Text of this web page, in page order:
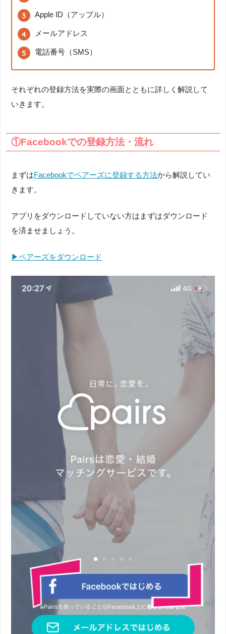
Apple ID（アップル）
メールアドレス
電話番号（SMS）
それぞれの登録方法を実際の画面とともに詳しく解説して
いきます。
①Facebookでの登録方法・流れ
まずはFacebookでペアーズに登録する方法から解説してい
きます。
アプリをダウンロードしていない方はまずはダウンロード
を済ませましょう。
▶︎ペアーズをダウンロード